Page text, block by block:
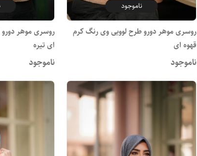
ناموجود
روسری موهر دورو طرح لوویی وی رنگ کرم
قهوه ای
ناموجود
روسری موهر
ای تیره
ناموجود